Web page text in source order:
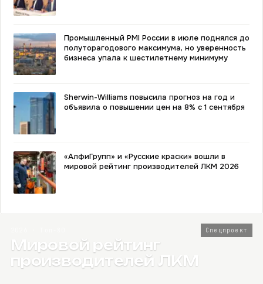
Промышленный PMI России в июле поднялся до
полуторагодового максимума, но уверенность
бизнеса упала к шестилетнему минимуму
Sherwin-Williams повысила прогноз на год и
объявила о повышении цен на 8% с 1 сентября
«АлфиГрупп» и «Русские краски» вошли в
мировой рейтинг производителей ЛКМ 2026
Спецпроект
Мировой рейтинг
производителей ЛКМ